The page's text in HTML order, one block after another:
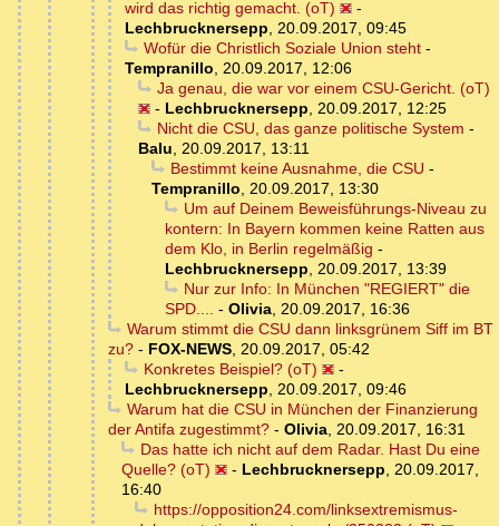
wird das richtig gemacht. (oT)
-
Lechbrucknersepp, 20.09.2017, 09:45
Wofür die Christlich Soziale Union steht-
Tempranillo, 20.09.2017, 12:06
Ja genau, die war vor einem CSU-Gericht. (oT)
- Lechbrucknersepp, 20.09.2017, 12:25
Nicht die CSU, das ganze politische System -
Balu, 20.09.2017, 13:11
Bestimmt keine Ausnahme, die CSU -
Tempranillo, 20.09.2017, 13:30
Um auf Deinem Beweisführungs-Niveau zu
kontern: In Bayern kommen keine Ratten aus
dem Klo, in Berlin regelmäßig -
Lechbrucknersepp, 20.09.2017, 13:39
Nur zur Info: In München "REGIERT" die
SPD.... - Olivia, 20.09.2017, 16:36
Warum stimmt die CSU dann linksgrünem Siff im BT
zu? - FOX-NEWS, 20.09.2017, 05:42
Konkretes Beispiel? (oT)
-
Lechbrucknersepp, 20.09.2017, 09:46
Warum hat die CSU in München der Finanzierung
der Antifa zugestimmt? - Olivia, 20.09.2017, 16:31
Das hatte ich nicht auf dem Radar. Hast Du eine
Quelle? (oT)
- Lechbrucknersepp, 20.09.2017,
16:40
https://opposition24.com/linksextremismus-